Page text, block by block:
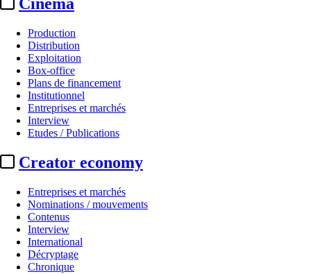
Cinéma
Production
Distribution
Exploitation
Box-office
Plans de financement
Institutionnel
Entreprises et marchés
Interview
Etudes / Publications
Creator economy
Entreprises et marchés
Nominations / mouvements
Contenus
Interview
International
Décryptage
Chronique